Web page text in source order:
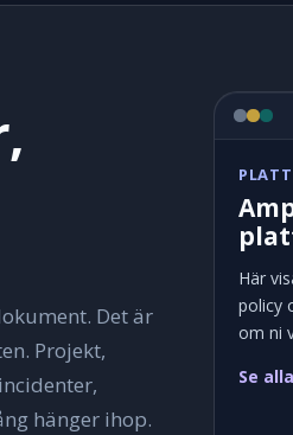
Det är
Projekt,
hänger ihop.
Här
policy
om ni
Se